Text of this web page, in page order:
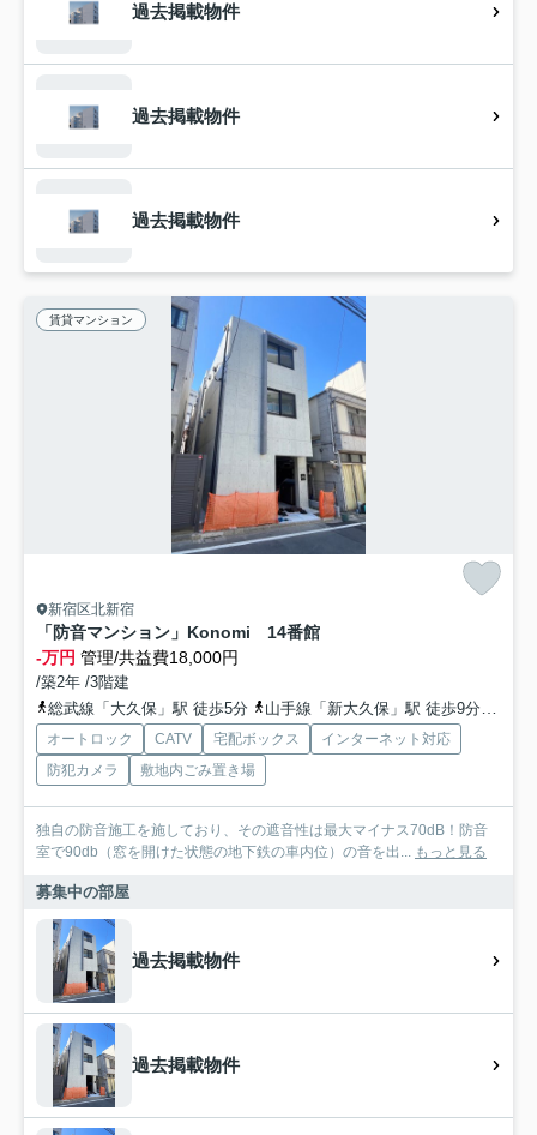
過去掲載物件
過去掲載物件
過去掲載物件
賃貸マンション
新宿区北新宿
「防音マンション」Konomi 14番館
-万円 管理/共益費18,000円
/築2年 /3階建
総武線「大久保」駅 徒歩5分
山手線「新大久保」駅 徒歩9分
オートロック CATV 宅配ボックス
インターネット対応
防犯カメラ
敷地内ごみ置き場
独自の防音施工を施しており、その遮音性は最大マイナス70dB！防音
室で90db（窓を開けた状態の地下鉄の車内位）の音を出... もっと見る
募集中の部屋
過去掲載物件
過去掲載物件